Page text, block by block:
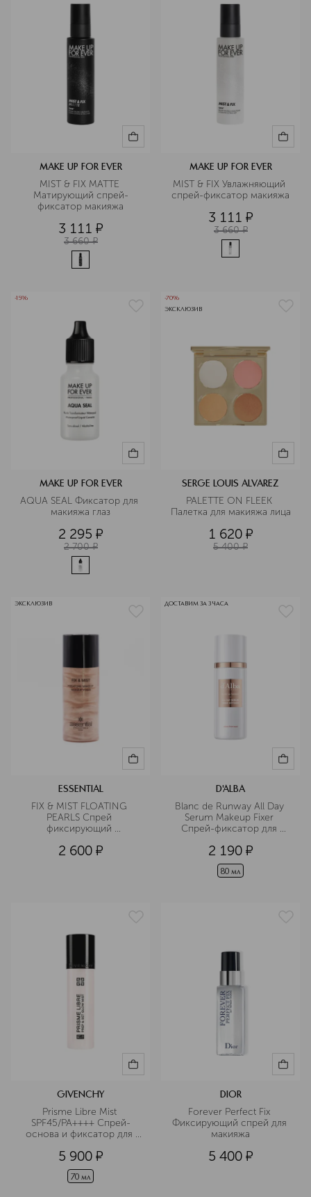
MAKE UP FOR EVER
MIST & FIX MATTE
Матирующий спрей-
фиксатор макияжа
3 111 ¤
3 660 ¤
MAKE UP FOR EVER
MIST & FIX Увлажняющий
спрей-фиксатор макияжа
3 111 ¤
3 660 ¤
-15%
MAKE UP FOR EVER
AQUA SEAL Фиксатор для
макияжа глаз
2 295 ¤
2 700 ¤
-70%
ЭКСКЛЮЗИВ
SERGE LOUIS ALVAREZ
PALETTE ON FLEEK
Палетка для макияжа лица
1 620 ¤
5 400 ¤
ЭКСКЛЮЗИВ
ESSENTIAL
FIX & MIST FLOATING
PEARLS Спрей
фиксирующий
2 600 ¤
ДОСТАВИМ ЗА 3 ЧАСА
D'ALBA
Blanc de Runway All Day
Serum Makeup Fixer
Спрей-фиксатор для
2 190 ¤
80 мл
GIVENCHY
Prisme Libre Mist
SPF45/PA++++ Спрей-
основа и фиксатор для
сияния
5 900 ¤
70 мл
DIOR
Forever Perfect Fix
Фиксирующий спрей для
макияжа
5 400 ¤